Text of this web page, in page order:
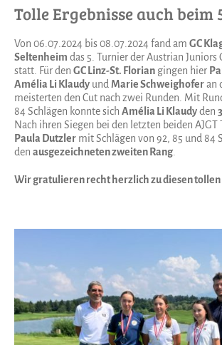
Tolle Ergebnisse auch beim
Von 06.07.2024 bis 08.07.2024 fand am GC
Seltenheim das 5. Turnier der Austrian Juniors
statt. Für den GC Linz-St. Florian gingen hier
Amélia Li Klaudy und Marie Schweighoferan
meisterten den Cut nach zwei Runden. Mit
84 Schlägen konnte sich Amélia Li Klaudyden
Nach ihren Siegen bei den letzten beiden
Paula Dutzler mit Schlägen von 92, 85 und 84
den ausgezeichneten zweiten Rang
Wir gratulieren recht herzlich zu diesen tollen